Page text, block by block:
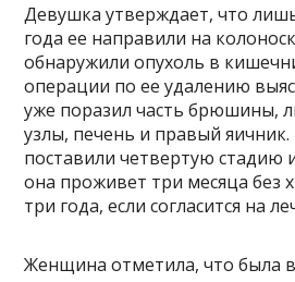
Девушка утверждает, что
года ее направили на
обнаружили опухоль в
операции по ее удалению
уже поразил часть брюшины,
узлы, печень и правый
поставили четвертую стадию
она проживет три месяца без
три года, если согласится на
Женщина отметила, что была